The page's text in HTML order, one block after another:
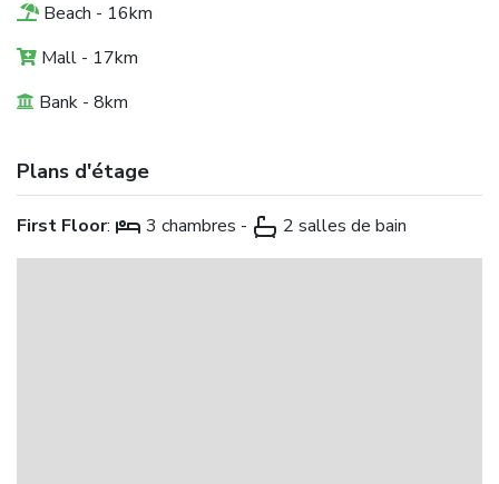
Beach - 16km
Mall - 17km
Bank - 8km
Plans d'étage
First Floor: 3 chambres - 2 salles de bain